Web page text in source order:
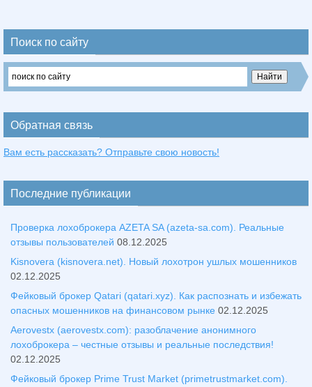
Поиск по сайту
Обратная связь
Вам есть рассказать? Отправьте свою новость!
Последние публикации
Проверка лохоброкера AZETA SA (azeta-sa.com). Реальные
отзывы пользователей 08.12.2025
Kisnovera (kisnovera.net). Новый лохотрон ушлых мошенников
02.12.2025
Фейковый брокер Qatari (qatari.xyz). Как распознать и избежать
опасных мошенников на финансовом рынке 02.12.2025
Aerovestx (aerovestx.com): разоблачение анонимного
лохоброкера – честные отзывы и реальные последствия!
02.12.2025
Фейковый брокер Prime Trust Market (primetrustmarket.com).